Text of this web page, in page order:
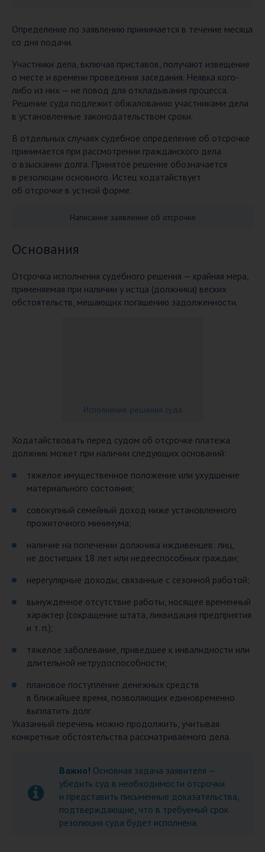
Определение по заявлению принимается в течение месяца
со дня подачи.
Участники дела, включая приставов, получают извещение
о месте и времени проведения заседания. Неявка кого-
либо из них — не повод для откладывания процесса.
Решение суда подлежит обжалованию участниками дела
в установленные законодательством сроки.
В отдельных случаях судебное определение об отсрочке
принимается при рассмотрении гражданского дела
о взыскании долга. Принятое решение обозначается
в резолюции основного. Истец ходатайствует
об отсрочке в устной форме.
Написание заявление об отсрочке
Основания
Отсрочка исполнения судебного решения — крайняя мера,
применяемая при наличии у истца (должника) веских
обстоятельств, мешающих погашению задолженности.
Исполнение решения суда
Ходатайствовать перед судом об отсрочке платежа
должник может при наличии следующих оснований:
тяжелое имущественное положение или ухудшение
материального состояния;
совокупный семейный доход ниже установленного
прожиточного минимума;
наличие на попечении должника иждивенцев: лиц,
не достигших 18 лет или недееспособных граждан;
нерегулярные доходы, связанные с сезонной работой;
вынужденное отсутствие работы, носящее временный
характер (сокращение штата, ликвидация предприятия
и т. п.);
тяжелое заболевание, приведшее к инвалидности или
длительной нетрудоспособности;
плановое поступление денежных средств
в ближайшее время, позволяющих единовременно
выплатить долг.
Указанный перечень можно продолжить, учитывая
конкретные обстоятельства рассматриваемого дела.
Важно! Основная задача заявителя —
убедить суд в необходимости отсрочки
и представить письменные доказательства,
подтверждающие, что в требуемый срок
резолюция суда будет исполнена.